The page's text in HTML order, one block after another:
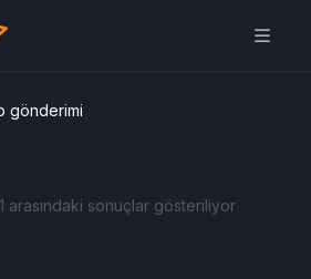
gönderimi
arasındaki sonuçlar gösteriliyor